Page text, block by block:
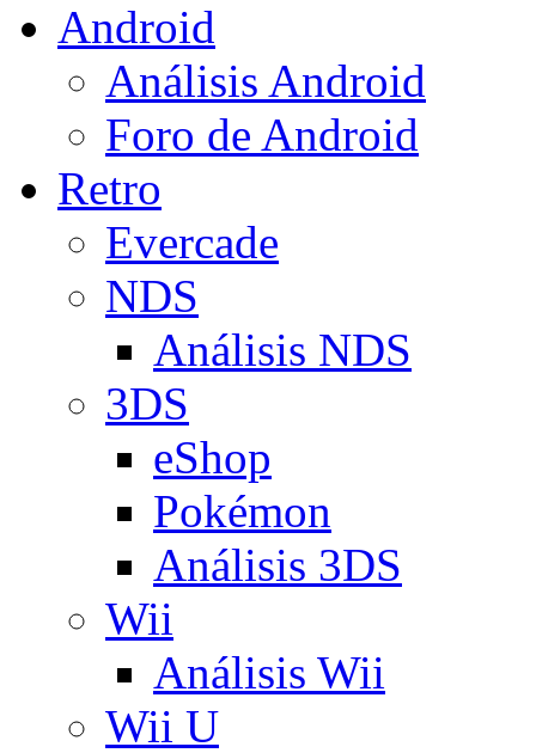
Android
Análisis Android
Foro de Android
Retro
Evercade
NDS
Análisis NDS
3DS
eShop
Pokémon
Análisis 3DS
Wii
Análisis Wii
Wii U